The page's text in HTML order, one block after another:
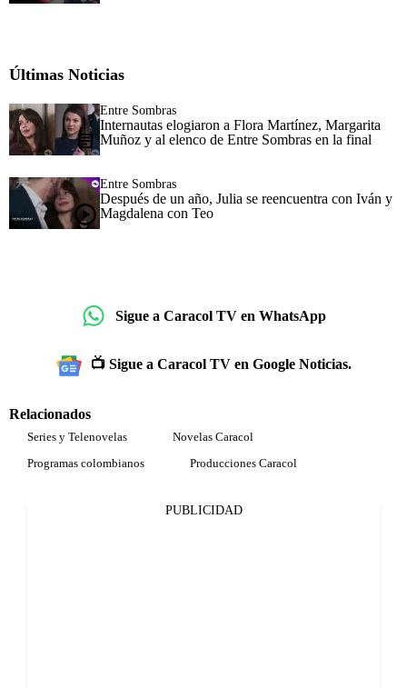
Últimas Noticias
Entre Sombras
Internautas elogiaron a Flora Martínez, Margarita
Muñoz y al elenco de Entre Sombras en la final
Entre Sombras
Después de un año, Julia se reencuentra con Iván y
Magdalena con Teo
Sigue a Caracol TV en WhatsApp
📺 Sigue a Caracol TV en Google Noticias.
Relacionados
Series y Telenovelas
Novelas Caracol
Programas colombianos
Producciones Caracol
PUBLICIDAD